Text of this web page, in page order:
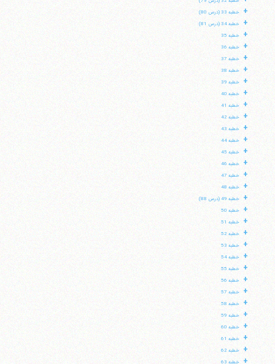
+ خطبه 33 (درس 80)
+ خطبه 34 (درس 81)
+ خطبه 35
+ خطبه 36
+ خطبه 37
+ خطبه 38
+ خطبه 39
+ خطبه 40
+ خطبه 41
+ خطبه 42
+ خطبه 43
+ خطبه 44
+ خطبه 45
+ خطبه 46
+ خطبه 47
+ خطبه 48
+ خطبه 49 (درس 88)
+ خطبه 50
+ خطبه 51
+ خطبه 52
+ خطبه 53
+ خطبه 54
+ خطبه 55
+ خطبه 56
+ خطبه 57
+ خطبه 58
+ خطبه 59
+ خطبه 60
+ خطبه 61
+ خطبه 62
+ خطبه 63